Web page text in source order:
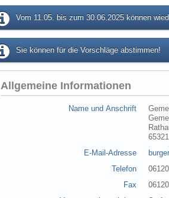
Vom 11.05. bis zum 30.06.2025 können
Sie können für die Vorschläge abstimmen!
Allgemeine Informationen
Name und Anschrift
E-Mail-Adresse
Telefon
Fax